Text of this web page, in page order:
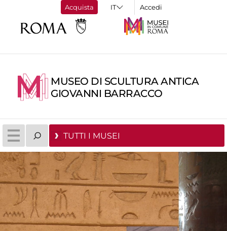
Acquista Accedi
MUSEO DI SCULTURA ANTICA
GIOVANNI BARRACCO
TUTTI I MUSEI